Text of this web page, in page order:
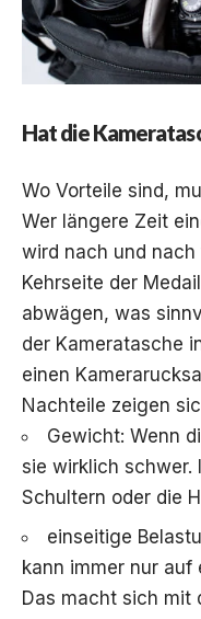
Hat die
Wo Vorteile sind,
Wer längere Zeit
wird nach und
Kehrseite der
abwägen, was
der Kameratasche
einen
Nachteile zeigen
Gewicht: Wenn
sie wirklich schwer.
Schultern oder die
einseitige
kann immer nur
Das macht sich mit